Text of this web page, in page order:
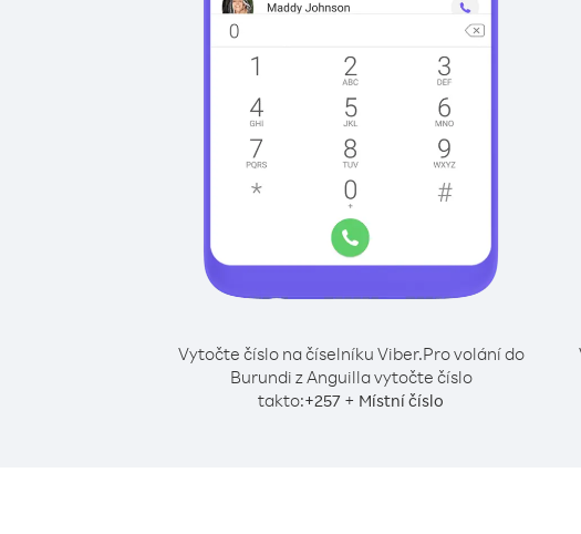
Vytočte číslo na číselníku Viber.Pro volání do
Burundi z Anguilla vytočte číslo
takto:+257 + Místní číslo